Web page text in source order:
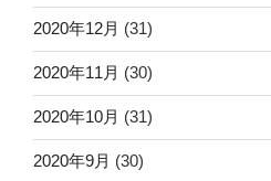
2020年12月 (31)
2020年11月 (30)
2020年10月 (31)
2020年9月 (30)